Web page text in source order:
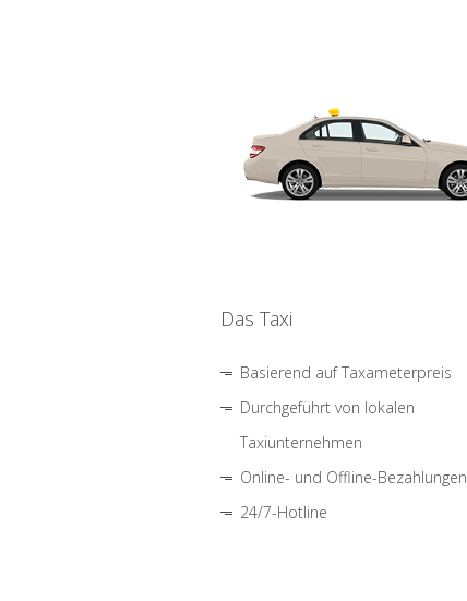
Das Taxi
Basierend auf Taxameterpreis
Durchgeführt von lokalen
Taxiunternehmen
Online- und Offline-Bezahlungen
24/7-Hotline